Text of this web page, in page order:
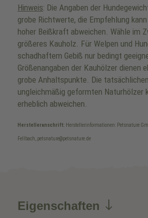
Hinweis: Die Angaben der
grobe Richtwerte, die Empfehlung
hoher Beißkraft abweichen. Wähle im
größeres Kauholz. Für Welpen und
schadhaftem Gebiß nur bedingt
Größenangaben der Kauhölzer dienen
grobe Anhaltspunkte. Die
ungleichmäßig geformten Naturhölzer
erheblich abweichen.
Herstelleranschrift: Herstellerinformationen: Petsnature
Fellbach, petsnature@petsnature.de
Eigenschaften